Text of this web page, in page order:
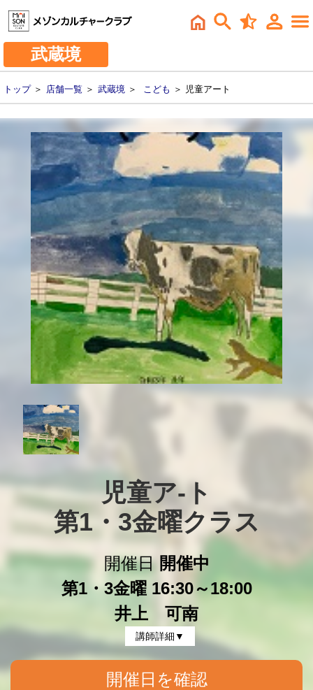
武蔵境
トップ＞ 店舗一覧 ＞ 武蔵境 ＞ こども ＞ 児童アート
児童ア-ト
第1・3金曜クラス
開催日 開催中
第1・3金曜 16:30～18:00
井上 可南
講師詳細▼
開催日を確認